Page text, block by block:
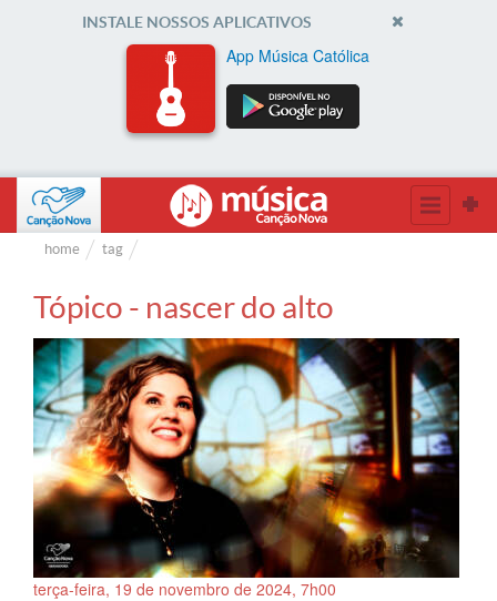
INSTALE NOSSOS APLICATIVOS
App Música Católica
home tag
Tópico - nascer do alto
terça-feira, 19 de novembro de 2024, 7h00